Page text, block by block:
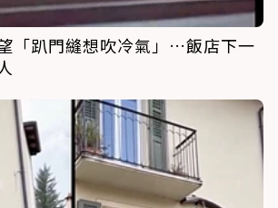
「趴門縫想吹冷氣」…飯店下一